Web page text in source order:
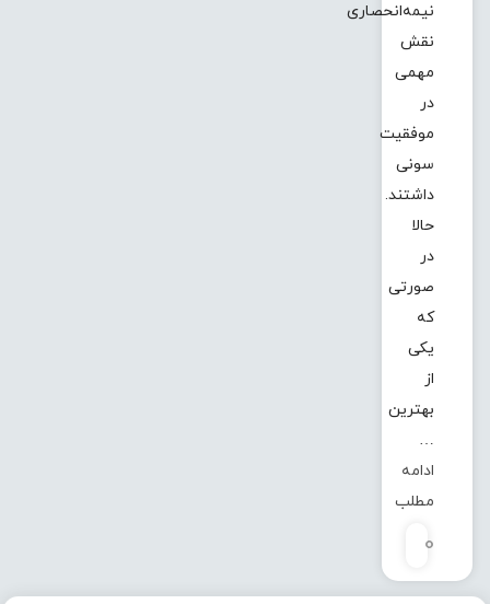
نیمه‌انحصاری
نقش
مهمی
در
موفقیت
سونی
داشتند.
حالا
در
صورتی
که
یکی
از
بهترین
…
ادامه
مطلب
0